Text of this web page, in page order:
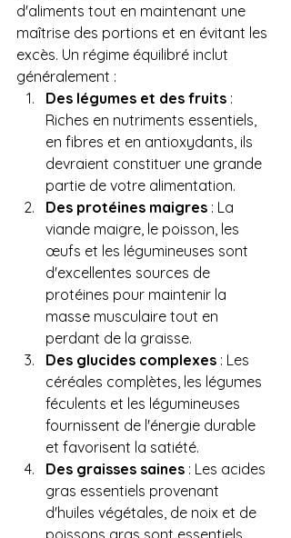
d'aliments tout en maintenant une
maîtrise des portions et en évitant les
excès. Un régime équilibré inclut
généralement :
Des légumes et des fruits :
Riches en nutriments essentiels,
en fibres et en antioxydants, ils
devraient constituer une grande
partie de votre alimentation.
Des protéines maigres : La
viande maigre, le poisson, les
œufs et les légumineuses sont
d'excellentes sources de
protéines pour maintenir la
masse musculaire tout en
perdant de la graisse.
Des glucides complexes : Les
céréales complètes, les légumes
féculents et les légumineuses
fournissent de l'énergie durable
et favorisent la satiété.
Des graisses saines : Les acides
gras essentiels provenant
d'huiles végétales, de noix et de
poissons gras sont essentiels